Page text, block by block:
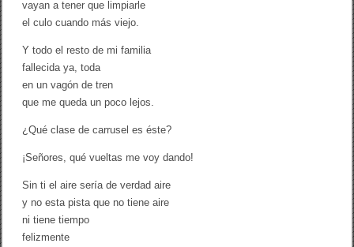
vayan a tener que limpiarle
el culo cuando más viejo.
Y todo el resto de mi familia
fallecida ya, toda
en un vagón de tren
que me queda un poco lejos.
¿Qué clase de carrusel es éste?
¡Señores, qué vueltas me voy dando!
Sin ti el aire sería de verdad aire
y no esta pista que no tiene aire
ni tiene tiempo
felizmente